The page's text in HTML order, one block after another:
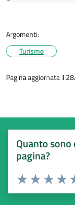
Argomenti:
Turismo
Pagina aggiornata il
Quanto
pagina?
Valuta 3
Valuta 2
Valuta 1 stelle